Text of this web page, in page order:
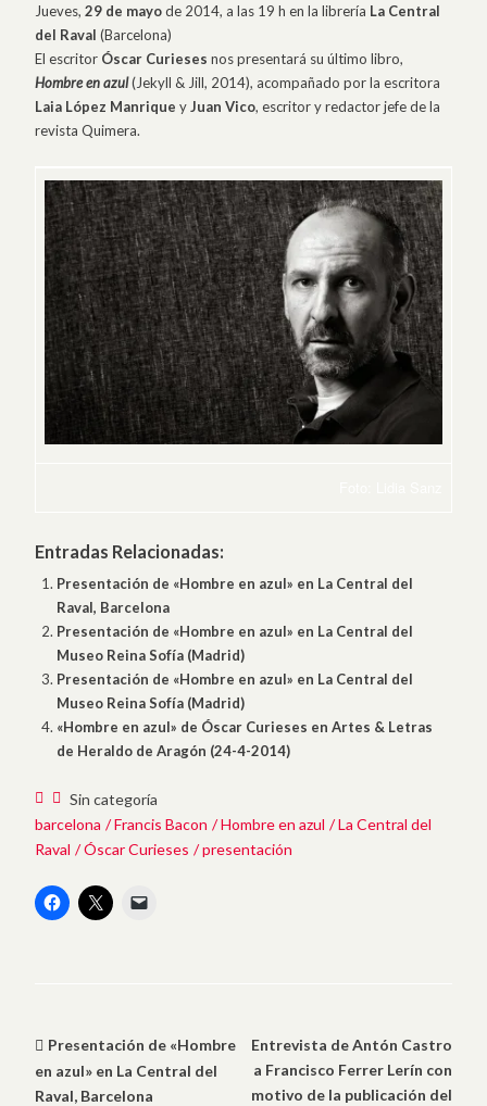
Jueves, 29 de mayode 2014, a las 19 h en la librería La Central
del Raval (Barcelona)
El escritor Óscar Curieses nos presentará su último libro,
Hombre en azul(Jekyll & Jill, 2014), acompañado por la escritora
Laia López Manrique yJuan Vico, escritor y redactor jefe de la
revista Quimera.
Entradas Relacionadas:
Presentación de «Hombre en azul» en La Central del
Raval, Barcelona
Presentación de «Hombre en azul» en La Central del
Museo Reina Sofía (Madrid)
Presentación de «Hombre en azul» en La Central del
Museo Reina Sofía (Madrid)
«Hombre en azul» de Óscar Curieses en Artes & Letras
de Heraldo de Aragón (24-4-2014)
Sin categoría
barcelona
Francis Bacon Hombre en azul
La Central del
Raval
Óscar Curieses presentación
Presentación de «Hombre
en azul» en La Central del
Raval, Barcelona
Entrevista de Antón Castro
a Francisco Ferrer Lerín con
motivo de la publicación del